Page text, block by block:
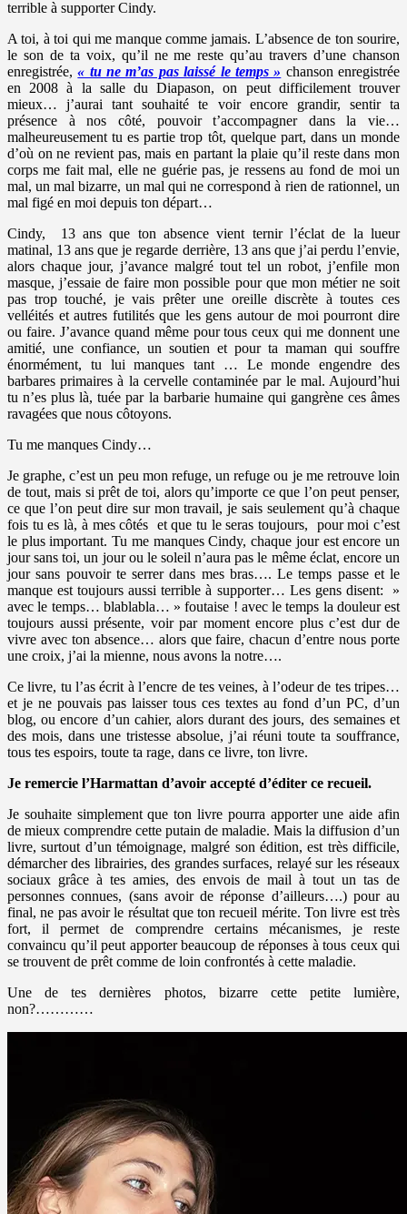
terrible à supporter Cindy.
A toi, à toi qui me manque comme jamais. L’absence de ton sourire,
le son de ta voix, qu’il ne me reste qu’au travers d’une chanson
enregistrée,« tu ne m’as pas laissé le temps » chanson enregistrée
en 2008 à la salle du Diapason, on peut difficilement trouver
mieux… j’aurai tant souhaité te voir encore grandir, sentir ta
présence à nos côté, pouvoir t’accompagner dans la vie…
malheureusement tu es partie trop tôt, quelque part, dans un monde
d’où on ne revient pas, mais en partant la plaie qu’il reste dans mon
corps me fait mal, elle ne guérie pas, je ressens au fond de moi un
mal, un mal bizarre, un mal qui ne correspond à rien de rationnel, un
mal figé en moi depuis ton départ…
Cindy, 13 ans que ton absence vient ternir l’éclat de la lueur
matinal, 13 ans que je regarde derrière, 13 ans que j’ai perdu l’envie,
alors chaque jour, j’avance malgré tout tel un robot, j’enfile mon
masque, j’essaie de faire mon possible pour que mon métier ne soit
pas trop touché, je vais prêter une oreille discrète à toutes ces
velléités et autres futilités que les gens autour de moi pourront dire
ou faire. J’avance quand même pour tous ceux qui me donnent une
amitié, une confiance, un soutien et pour ta maman qui souffre
énormément, tu lui manques tant … Le monde engendre des
barbares primaires à la cervelle contaminée par le mal. Aujourd’hui
tu n’es plus là, tuée par la barbarie humaine qui gangrène ces âmes
ravagées que nous côtoyons.
Tu me manques Cindy…
Je graphe, c’est un peu mon refuge, un refuge ou je me retrouve loin
de tout, mais si prêt de toi, alors qu’importe ce que l’on peut penser,
ce que l’on peut dire sur mon travail, je sais seulement qu’à chaque
fois tu es là, à mes côtés et que tu le seras toujours, pour moi c’est
le plus important. Tu me manques Cindy, chaque jour est encore un
jour sans toi, un jour ou le soleil n’aura pas le même éclat, encore un
jour sans pouvoir te serrer dans mes bras…. Le temps passe et le
manque est toujours aussi terrible à supporter… Les gens disent: »
avec le temps… blablabla… » foutaise ! avec le temps la douleur est
toujours aussi présente, voir par moment encore plus c’est dur de
vivre avec ton absence… alors que faire, chacun d’entre nous porte
une croix, j’ai la mienne, nous avons la notre….
Ce livre, tu l’as écrit à l’encre de tes veines, à l’odeur de tes tripes…
et je ne pouvais pas laisser tous ces textes au fond d’un PC, d’un
blog, ou encore d’un cahier, alors durant des jours, des semaines et
des mois, dans une tristesse absolue, j’ai réuni toute ta souffrance,
tous tes espoirs, toute ta rage, dans ce livre, ton livre.
Je remercie l’Harmattan d’avoir accepté d’éditer ce recueil.
Je souhaite simplement que ton livre pourra apporter une aide afin
de mieux comprendre cette putain de maladie. Mais la diffusion d’un
livre, surtout d’un témoignage, malgré son édition, est très difficile,
démarcher des librairies, des grandes surfaces, relayé sur les réseaux
sociaux grâce à tes amies, des envois de mail à tout un tas de
personnes connues, (sans avoir de réponse d’ailleurs….) pour au
final, ne pas avoir le résultat que ton recueil mérite. Ton livre est très
fort, il permet de comprendre certains mécanismes, je reste
convaincu qu’il peut apporter beaucoup de réponses à tous ceux qui
se trouvent de prêt comme de loin confrontés à cette maladie.
Une de tes dernières photos, bizarre cette petite lumière,
non?…………